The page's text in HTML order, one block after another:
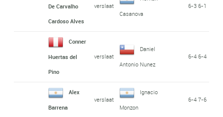
De Carvalho
Cardoso Alves
verslaat
Casanova
6-3 6-1
Conner
Huertas del
Pino
verslaat
Daniel
Antonio Nunez
6-4 6-4
Alex
Barrena
verslaat
Ignacio
Monzon
6-4 7-6